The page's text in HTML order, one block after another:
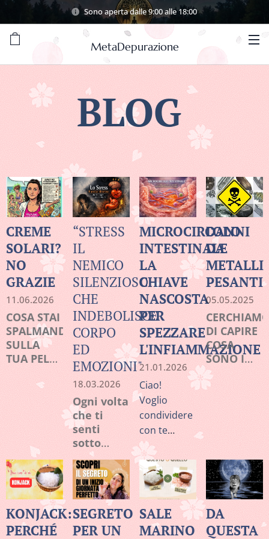
Sono aperta dalle 9:00 alle 18:00
MetaDepurazione
BLOG
CREME
SOLARI?
NO
GRAZIE
11.06.2026
COSA STAI
SPALMANDO
SULLA
TUA PELLE
(La verità
nessuno ti
dice sui
“STRESS
IL
NEMICO
SILENZIOSO
CHE
INDEBOLISCE
CORPO
ED
EMOZIONI"
18.03.2026
Ogni volta
che ti
senti
sotto
pressione,
il tuo
corpo
attiva un
sistema
biologico
MICROCIRCOLO
INTESTINALE
LA
CHIAVE
NASCOSTA
PER
SPEZZARE
L'INFIAMMAZIONE
21.01.2026
Ciao!
Voglio
condividere
con te
qualcosa
che vedo
ogni giorno
nel mio
lavoro:
molte
persone
DANNI
DA
METALLI
PESANTI
05.05.2025
DI CAPIRE
COSA
SONO I
METALLI
PESANTI
KONJACK:
PERCHÉ
SEGRETO
PER UN
SALE
MARINO
DA
QUESTA